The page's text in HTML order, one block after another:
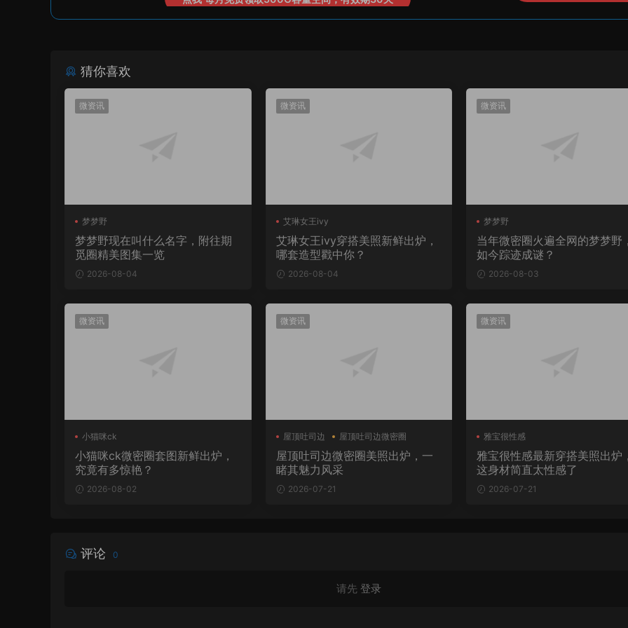
猜你喜欢
微资讯
梦梦野
梦梦野现在叫什么名字，附往期
觅圈精美图集一览
2026-08-04
微资讯
艾琳女王ivy
艾琳女王ivy穿搭美照新鲜出炉，
哪套造型戳中你？
2026-08-04
微资讯
梦梦野
当年微密圈火遍全网的梦梦野
如今踪迹成谜？
2026-08-03
微资讯
小猫咪ck
小猫咪ck微密圈套图新鲜出炉，
究竟有多惊艳？
2026-08-02
微资讯
屋顶吐司边 屋顶吐司边微密圈
屋顶吐司边微密圈美照出炉，一
睹其魅力风采
2026-07-21
微资讯
雅宝很性感
雅宝很性感最新穿搭美照出炉
这身材简直太性感了
2026-07-21
评论 0
请先 登录